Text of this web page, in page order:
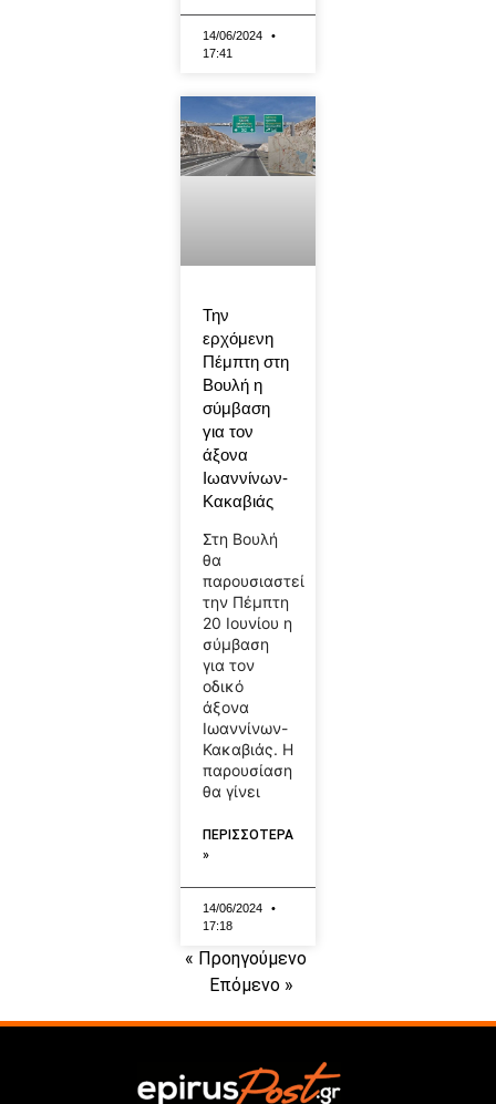
14/06/2024
17:41
Την
ερχόμενη
Πέμπτη στη
Βουλή η
σύμβαση
για τον
άξονα
Ιωαννίνων-
Κακαβιάς
Στη Βουλή
θα
παρουσιαστεί
την Πέμπτη
20 Ιουνίου η
σύμβαση
για τον
οδικό
άξονα
Ιωαννίνων-
Κακαβιάς. Η
παρουσίαση
θα γίνει
ΠΕΡΙΣΣΟΤΕΡΑ
»
14/06/2024
17:18
« Προηγούμενο
Επόμενο »